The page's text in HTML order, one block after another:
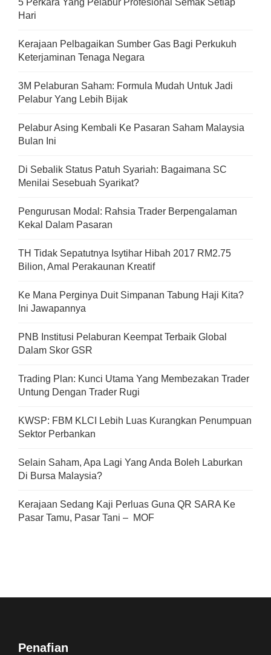
5 Perkara Yang Pelabur Profesional Semak Setiap
Hari
Kerajaan Pelbagaikan Sumber Gas Bagi Perkukuh
Keterjaminan Tenaga Negara
3M Pelaburan Saham: Formula Mudah Untuk Jadi
Pelabur Yang Lebih Bijak
Pelabur Asing Kembali Ke Pasaran Saham Malaysia
Bulan Ini
Di Sebalik Status Patuh Syariah: Bagaimana SC
Menilai Sesebuah Syarikat?
Pengurusan Modal: Rahsia Trader Berpengalaman
Kekal Dalam Pasaran
TH Tidak Sepatutnya Isytihar Hibah 2017 RM2.75
Bilion, Amal Perakaunan Kreatif
Ke Mana Perginya Duit Simpanan Tabung Haji Kita?
Ini Jawapannya
PNB Institusi Pelaburan Keempat Terbaik Global
Dalam Skor GSR
Trading Plan: Kunci Utama Yang Membezakan Trader
Untung Dengan Trader Rugi
KWSP: FBM KLCI Lebih Luas Kurangkan Penumpuan
Sektor Perbankan
Selain Saham, Apa Lagi Yang Anda Boleh Laburkan
Di Bursa Malaysia?
Kerajaan Sedang Kaji Perluas Guna QR SARA Ke
Pasar Tamu, Pasar Tani – MOF
Penafian